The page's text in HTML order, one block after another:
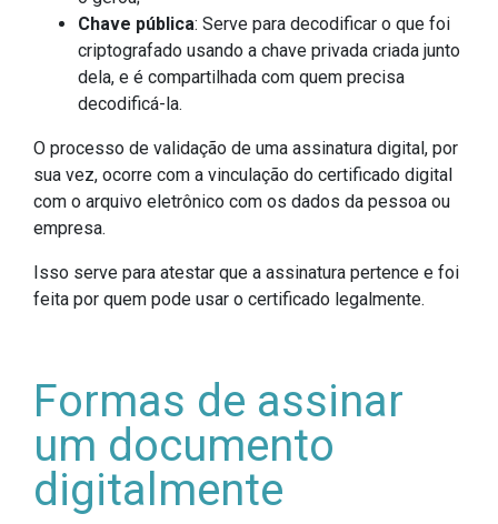
Chave pública: Serve para decodificar o que foi
criptografado usando a chave privada criada junto
dela, e é compartilhada com quem precisa
decodificá-la.
O processo de validação de uma assinatura digital, por
sua vez, ocorre com a vinculação do certificado digital
com o arquivo eletrônico com os dados da pessoa ou
empresa.
Isso serve para atestar que a assinatura pertence e foi
feita por quem pode usar o certificado legalmente.
Formas de assinar
um documento
digitalmente